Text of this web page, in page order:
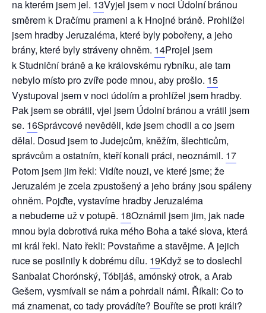
na kterém jsem jel. 13Vyjel jsem v noci Údolní bránou
směrem k Dračímu prameni a k Hnojné bráně. Prohlížel
jsem hradby Jeruzaléma, které byly pobořeny, a jeho
brány, které byly stráveny ohněm. 14Projel jsem
k Studniční bráně a ke královskému rybníku, ale tam
nebylo místo pro zvíře pode mnou, aby prošlo. 15
Vystupoval jsem v noci údolím a prohlížel jsem hradby.
Pak jsem se obrátil, vjel jsem Údolní bránou a vrátil jsem
se. 16Správcové nevěděli, kde jsem chodil a co jsem
dělal. Dosud jsem to Judejcům, kněžím, šlechticům,
správcům a ostatním, kteří konali práci, neoznámil. 17
Potom jsem jim řekl: Vidíte nouzi, ve které jsme; že
Jeruzalém je zcela zpustošený a jeho brány jsou spáleny
ohněm. Pojďte, vystavíme hradby Jeruzaléma
a nebudeme už v potupě. 18Oznámil jsem jim, jak nade
mnou byla dobrotivá ruka mého Boha a také slova, která
mi král řekl. Nato řekli: Povstaňme a stavějme. A jejich
ruce se posilnily k dobrému dílu. 19Když se to doslechl
Sanbalat Chorónský, Tóbijáš, amónský otrok, a Arab
Gešem, vysmívali se nám a pohrdali námi. Říkali: Co to
má znamenat, co tady provádíte? Bouříte se proti králi?